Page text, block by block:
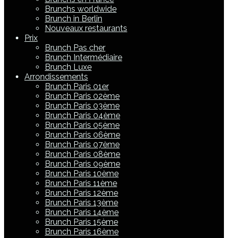
Brunchs worldwide
Brunch in Berlin
Nouveaux restaurants
Prix
Brunch Pas cher
Brunch Intermédiaire
Brunch Luxe
Arrondissements
Brunch Paris 01er
Brunch Paris 02ème
Brunch Paris 03ème
Brunch Paris 04ème
Brunch Paris 05ème
Brunch Paris 06ème
Brunch Paris 07ème
Brunch Paris 08ème
Brunch Paris 09ème
Brunch Paris 10ème
Brunch Paris 11ème
Brunch Paris 12ème
Brunch Paris 13ème
Brunch Paris 14ème
Brunch Paris 15ème
Brunch Paris 16ème